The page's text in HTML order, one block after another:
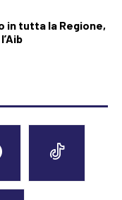
in tutta la Regione,